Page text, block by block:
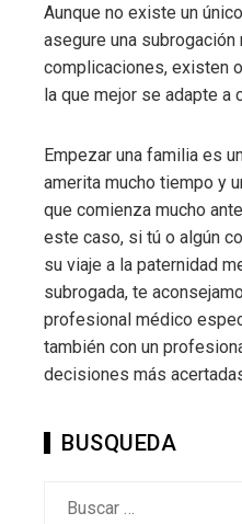
Aunque no existe un
asegure una subrogación
complicaciones, existen
la que mejor se adapte a
Empezar una familia es
amerita mucho tiempo y
que comienza mucho
este caso, si tú o algún
su viaje a la paternidad
subrogada, te
profesional médico
también con un
decisiones más
BUSQUEDA